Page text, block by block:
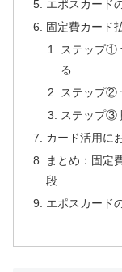
エポスカード
固定費カード
ステップ①
る
ステップ②
ステップ③
カード活用に
まとめ：固定
段
エポスカード